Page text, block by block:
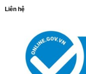
Liên hệ